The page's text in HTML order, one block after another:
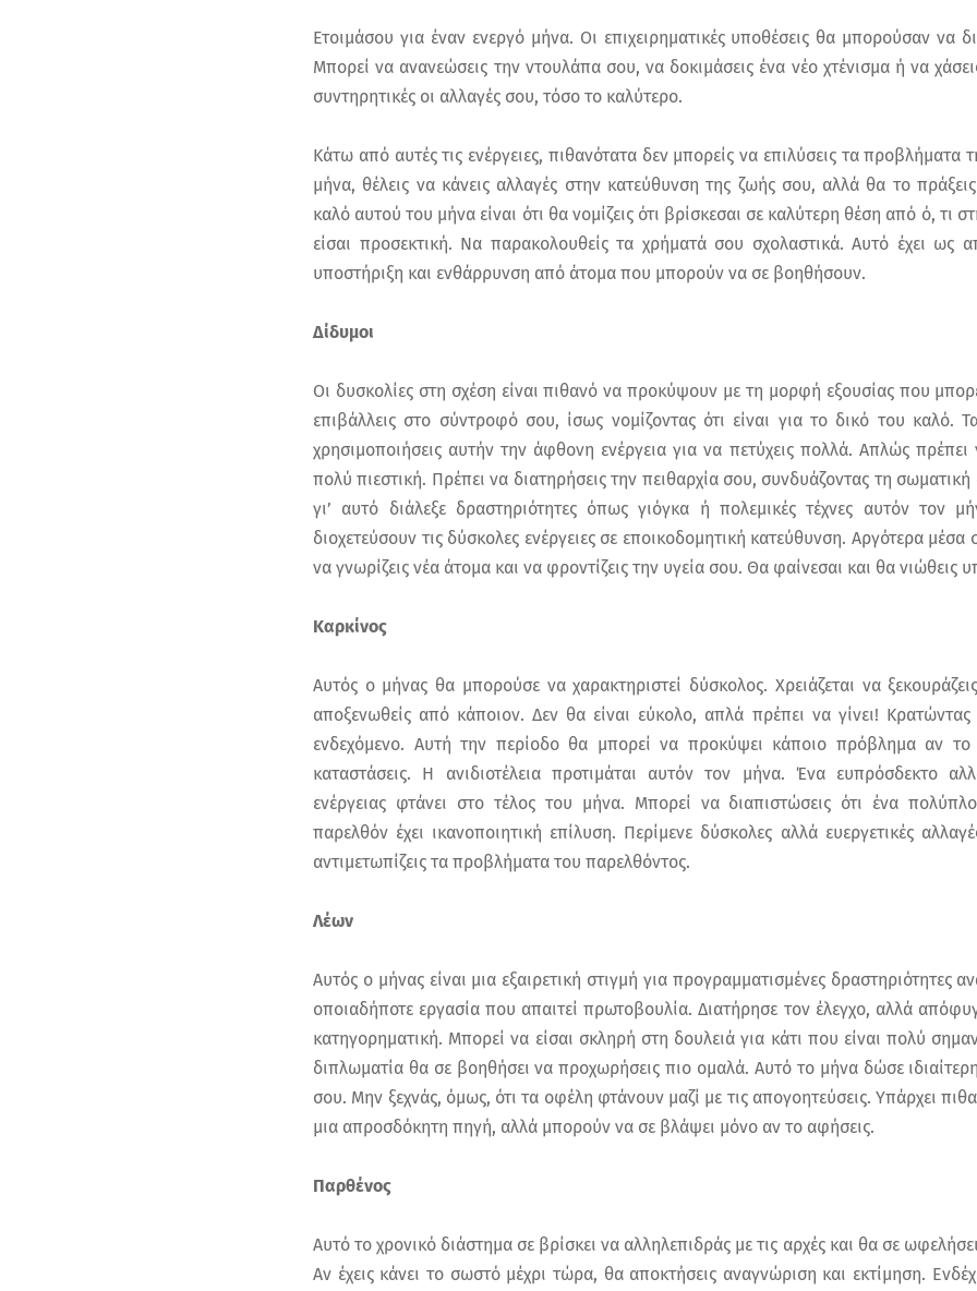
Ετοιμάσου για έναν ενεργό μήνα. Οι επιχειρηματικές υποθέσεις θα μπορούσαν να
Μπορεί να ανανεώσεις την ντουλάπα σου, να δοκιμάσεις ένα νέο χτένισμα ή να
συντηρητικές οι αλλαγές σου, τόσο το καλύτερο.
Κάτω από αυτές τις ενέργειες, πιθανότατα δεν μπορείς να επιλύσεις τα προβλήματα
μήνα, θέλεις να κάνεις αλλαγές στην κατεύθυνση της ζωής σου, αλλά θα το
καλό αυτού του μήνα είναι ότι θα νομίζεις ότι βρίσκεσαι σε καλύτερη θέση από ό, τι
είσαι προσεκτική. Να παρακολουθείς τα χρήματά σου σχολαστικά. Αυτό έχει ως
υποστήριξη και ενθάρρυνση από άτομα που μπορούν να σε βοηθήσουν.
Δίδυμοι
Οι δυσκολίες στη σχέση είναι πιθανό να προκύψουν με τη μορφή εξουσίας που
επιβάλλεις στο σύντροφό σου, ίσως νομίζοντας ότι είναι για το δικό του καλό.
χρησιμοποιήσεις αυτήν την άφθονη ενέργεια για να πετύχεις πολλά. Απλώς πρέπει
πολύ πιεστική. Πρέπει να διατηρήσεις την πειθαρχία σου, συνδυάζοντας τη
γι’ αυτό διάλεξε δραστηριότητες όπως γιόγκα ή πολεμικές τέχνες αυτόν τον
διοχετεύσουν τις δύσκολες ενέργειες σε εποικοδομητική κατεύθυνση. Αργότερα μέσα
να γνωρίζεις νέα άτομα και να φροντίζεις την υγεία σου. Θα φαίνεσαι και θα νιώθεις
Καρκίνος
Αυτός ο μήνας θα μπορούσε να χαρακτηριστεί δύσκολος. Χρειάζεται να
αποξενωθείς από κάποιον. Δεν θα είναι εύκολο, απλά πρέπει να γίνει!
ενδεχόμενο. Αυτή την περίοδο θα μπορεί να προκύψει κάποιο πρόβλημα αν
καταστάσεις. Η ανιδιοτέλεια προτιμάται αυτόν τον μήνα. Ένα ευπρόσδεκτο
ενέργειας φτάνει στο τέλος του μήνα. Μπορεί να διαπιστώσεις ότι ένα
παρελθόν έχει ικανοποιητική επίλυση. Περίμενε δύσκολες αλλά ευεργετικές
αντιμετωπίζεις τα προβλήματα του παρελθόντος.
Λέων
Αυτός ο μήνας είναι μια εξαιρετική στιγμή για προγραμματισμένες δραστηριότητες
οποιαδήποτε εργασία που απαιτεί πρωτοβουλία. Διατήρησε τον έλεγχο, αλλά
κατηγορηματική. Μπορεί να είσαι σκληρή στη δουλειά για κάτι που είναι πολύ
διπλωματία θα σε βοηθήσει να προχωρήσεις πιο ομαλά. Αυτό το μήνα δώσε
σου. Μην ξεχνάς, όμως, ότι τα οφέλη φτάνουν μαζί με τις απογοητεύσεις. Υπάρχει
μια απροσδόκητη πηγή, αλλά μπορούν να σε βλάψει μόνο αν το αφήσεις.
Παρθένος
Αυτό το χρονικό διάστημα σε βρίσκει να αλληλεπιδράς με τις αρχές και θα σε
Αν έχεις κάνει το σωστό μέχρι τώρα, θα αποκτήσεις αναγνώριση και εκτίμηση.